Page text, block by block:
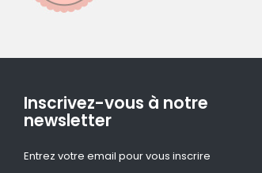
Inscrivez-vous à notre
newsletter
Entrez votre email pour vous inscrire